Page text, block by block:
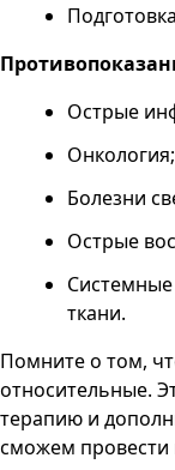
Острые
Онкология;
Болезни
Острые
ткани.
Помните о том,
относительные.
терапию и
сможем провести